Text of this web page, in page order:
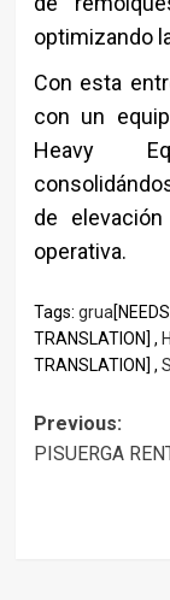
optimizando
Con esta
con un
Heavy
de
operativa.
Tags: grua
TRANSLATION] ,
TRANSLATION] ,
Post
Previous:
PISUERGA